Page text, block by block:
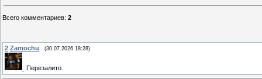
Всего комментариев: 2
2 Zamochu (30.07.2026 18:28)
Перезалито.